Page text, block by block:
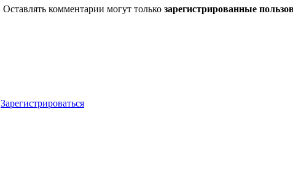
Оставлять комментарии могут только зарегистрированные
Зарегистрироваться